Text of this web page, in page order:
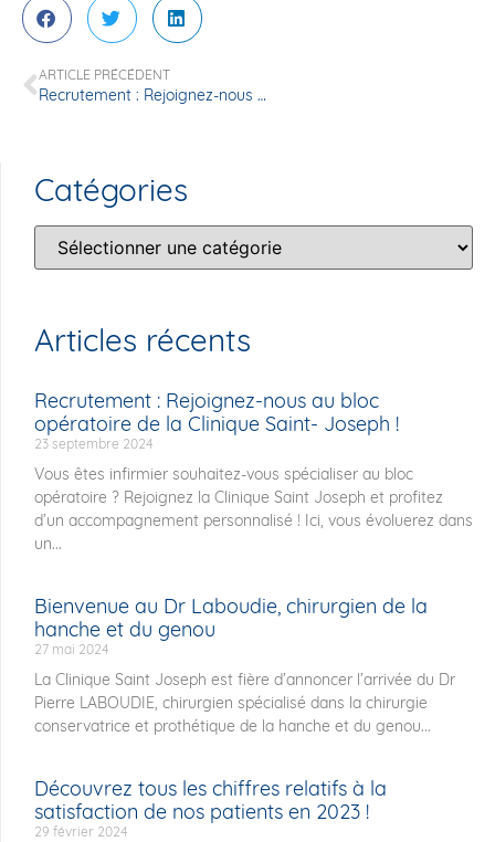
ARTICLE PRÉCÉDENT
Recrutement : Rejoignez-nous au bloc opératoire de la Clinique Saint- Joseph !
Catégories
Articles récents
Recrutement : Rejoignez-nous au bloc
opératoire de la Clinique Saint- Joseph !
23 septembre 2024
Vous êtes infirmier souhaitez-vous spécialiser au bloc
opératoire ? Rejoignez la Clinique Saint Joseph et profitez
d’un accompagnement personnalisé ! Ici, vous évoluerez dans
un...
Bienvenue au Dr Laboudie, chirurgien de la
hanche et du genou
27 mai 2024
La Clinique Saint Joseph est fière d’annoncer l’arrivée du Dr
Pierre LABOUDIE, chirurgien spécialisé dans la chirurgie
conservatrice et prothétique de la hanche et du genou...
Découvrez tous les chiffres relatifs à la
satisfaction de nos patients en 2023 !
29 février 2024